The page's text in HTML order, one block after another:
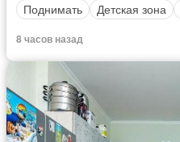
Поднимать
Детская зона
8 часов назад